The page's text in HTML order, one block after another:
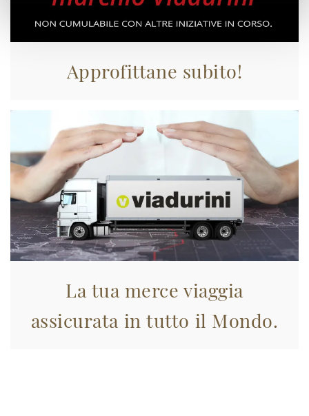
Approfittane subito!
La tua merce viaggia
assicurata in tutto il Mondo.